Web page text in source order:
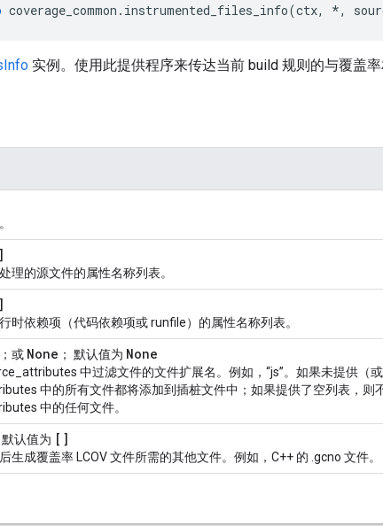
coverage_common.instrumented_files_info(ctx, *,
实例。使用此提供程序来传达当前 build 规则的与覆盖率
理的源文件的属性名称列表。
时依赖项（代码依赖项或 runfile）的属性名称列表。
或 None ； 默认值为 None
中过滤文件的文件扩展名。例如，“js”。如果未提供（
中的所有文件都将添加到插桩文件中；如果提供了空列表，则
中的任何文件。
认值为 []
生成覆盖率 LCOV 文件所需的其他文件。例如，C++ 的 .gcno 文件。